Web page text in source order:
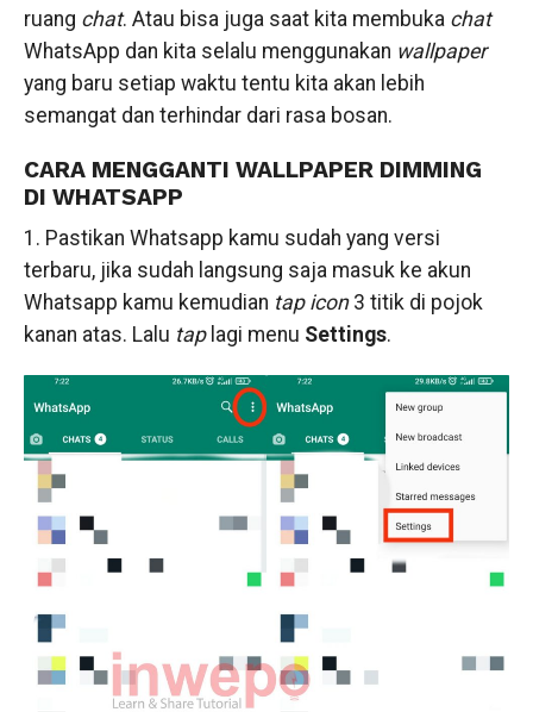
ruang chat. Atau bisa juga saat kita membuka chat
WhatsApp dan kita selalu menggunakan wallpaper
yang baru setiap waktu tentu kita akan lebih
semangat dan terhindar dari rasa bosan.
CARA MENGGANTI WALLPAPER DIMMING
DI WHATSAPP
1. Pastikan Whatsapp kamu sudah yang versi
terbaru, jika sudah langsung saja masuk ke akun
Whatsapp kamu kemudian tap icon3 titik di pojok
kanan atas. Lalu taplagi menu Settings.